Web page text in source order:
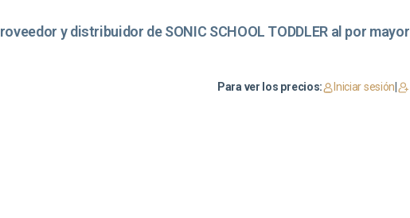
y distribuidor de SONIC SCHOOL TODDLER al por mayor
Para ver los precios: Iniciar sesión|